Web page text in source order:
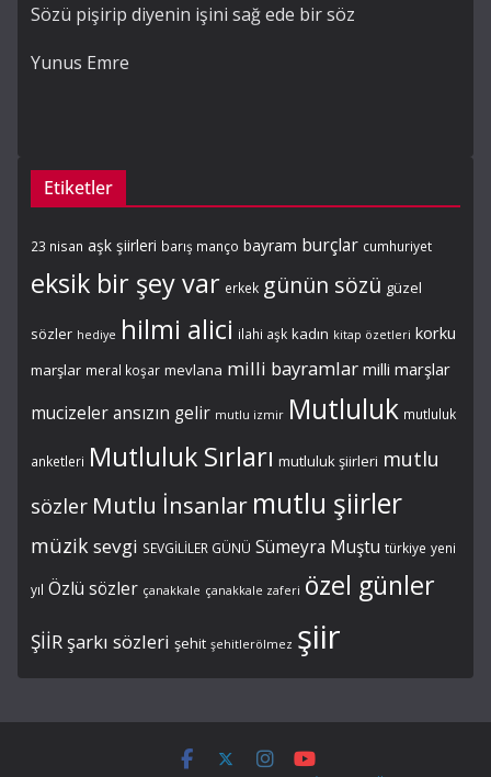
Sözü pişirip diyenin işini sağ ede bir söz
Yunus Emre
Etiketler
23 nisan aşk şiirleri barış manço bayram burçlar cumhuriyet
eksik bir şey var erkek günün sözü güzel
sözler hediye hilmi alici ilahi aşk kadın kitap özetleri korku
marşlar meral koşar mevlana milli bayramlar milli marşlar
mucizeler ansızın gelir mutlu izmir Mutluluk mutluluk
anketleri Mutluluk Sırları mutluluk şiirleri mutlu
sözler Mutlu İnsanlar mutlu şiirler
müzik sevgi SEVGİLİLER GÜNÜ Sümeyra Muştu türkiye yeni
yıl Özlü sözler çanakkale çanakkale zaferi özel günler
ŞİİR şarkı sözleri şehit şehitlerölmez şiir